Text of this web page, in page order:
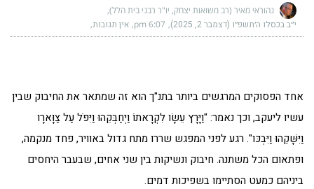
נהוראי מאיר (רב משואות יצחק, יו"ר רבני בית הלל)
י״ב בכסלו ה׳תשפ״ו (דצמבר 2, 2025) 6:07 pm אין תגובות
אחד הפסוקים המרגשים ביותר בתנ"ך הוא זה שמתאר את החיבוק שבין
עשיו ליעקב, וכך נאמר: "וַיָּרָץ עֵשָׂו לִקְרָאתוֹ וַיְחַבְּקֵהוּ וַיִּפֹּל עַל צַוָּארָו
וַיִּשָּׁקֵהוּ וַיִּבְכּו". רגע לפני המפגש שררו מתח גדול באוויר, פחד מנקמה,
ופתאום הכל משתנה. חיבוק ונשיקות בין שני אחים, שבעבר היחסים
ביניהם כמעט הסתיימו בשפיכות דמים.